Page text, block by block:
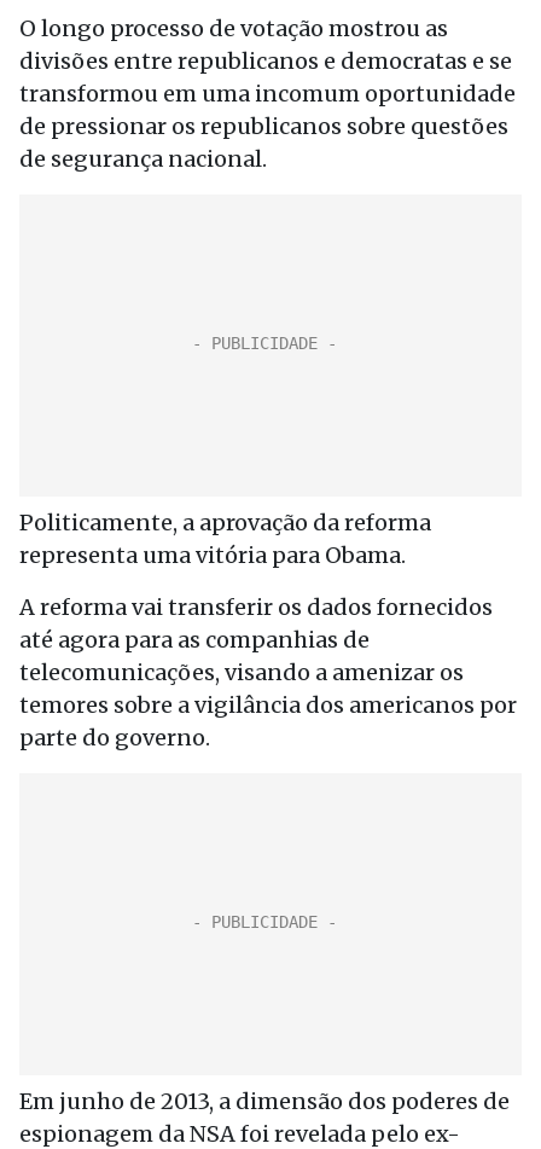
O longo processo de votação mostrou as
divisões entre republicanos e democratas e se
transformou em uma incomum oportunidade
de pressionar os republicanos sobre questões
de segurança nacional.
Politicamente, a aprovação da reforma
representa uma vitória para Obama.
A reforma vai transferir os dados fornecidos
até agora para as companhias de
telecomunicações, visando a amenizar os
temores sobre a vigilância dos americanos por
parte do governo.
Em junho de 2013, a dimensão dos poderes de
espionagem da NSA foi revelada pelo ex-